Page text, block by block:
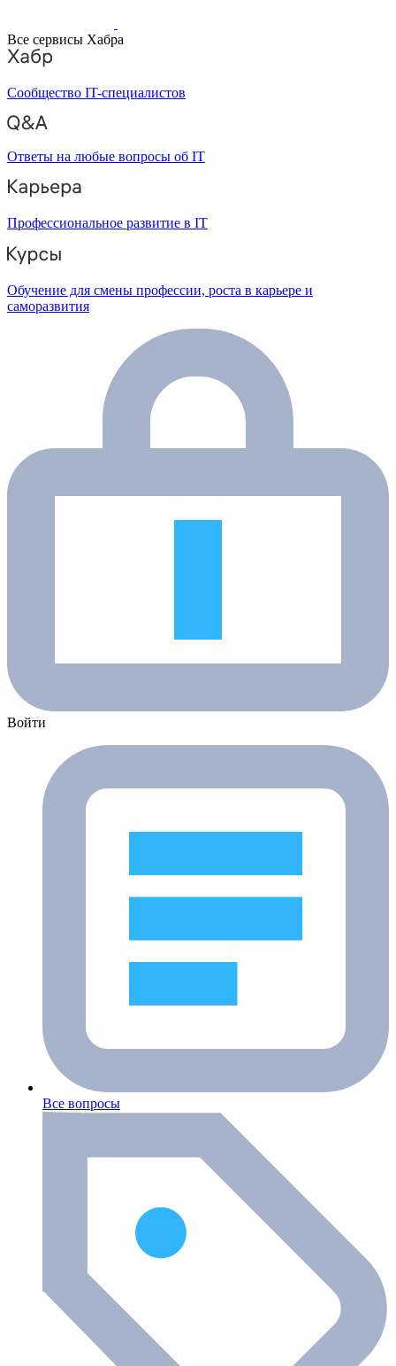
Все сервисы Хабра
Сообщество IT-специалистов
Ответы на любые вопросы об IT
Профессиональное развитие в IT
Обучение для смены профессии, роста в карьере и
саморазвития
Войти
Все вопросы